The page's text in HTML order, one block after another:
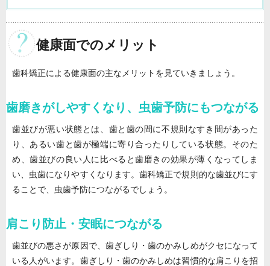
健康面でのメリット
歯科矯正による健康面の主なメリットを見ていきましょう。
歯磨きがしやすくなり、虫歯予防にもつながる
歯並びが悪い状態とは、歯と歯の間に不規則なすき間があった
り、あるい歯と歯が極端に寄り合ったりしている状態。そのた
め、歯並びの良い人に比べると歯磨きの効果が薄くなってしま
い、虫歯になりやすくなります。歯科矯正で規則的な歯並びにす
ることで、虫歯予防につながるでしょう。
肩こり防止・安眠につながる
歯並びの悪さが原因で、歯ぎしり・歯のかみしめがクセになって
いる人がいます。歯ぎしり・歯のかみしめは習慣的な肩こりを招